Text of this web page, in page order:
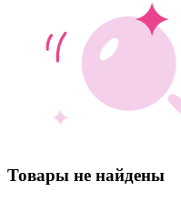
Товары не найдены